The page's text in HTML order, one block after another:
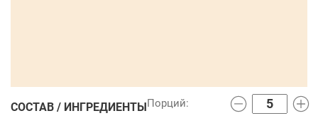
СОСТАВ / ИНГРЕДИЕНТЫ